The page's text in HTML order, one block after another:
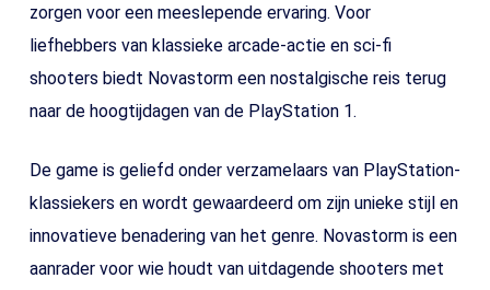
zorgen voor een meeslepende ervaring. Voor
liefhebbers van klassieke arcade-actie en sci-fi
shooters biedt Novastorm een nostalgische reis terug
naar de hoogtijdagen van de PlayStation 1.
De game is geliefd onder verzamelaars van PlayStation-
klassiekers en wordt gewaardeerd om zijn unieke stijl en
innovatieve benadering van het genre. Novastorm is een
aanrader voor wie houdt van uitdagende shooters met